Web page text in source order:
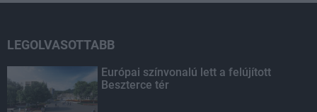
LEGOLVASOTTABB
Európai színvonalú lett a felújított
Beszterce tér